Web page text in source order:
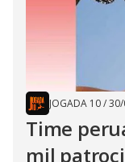
JOGADA 10/
Time
mil